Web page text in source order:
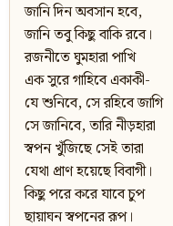
জানি দিন অবসান হবে,
জানি তবু কিছু বাকি রবে।
রজনীতে ঘুমহারা পাখি
এক সুরে গাহিবে একাকী-
যে শুনিবে, সে রহিবে জাগি
সে জানিবে, তারি নীড়হারা
স্বপন খুঁজিছে সেই তারা
যেথা প্রাণ হয়েছে বিবাগী।
কিছু পরে করে যাবে চুপ
ছায়াঘন স্বপনের রূপ।